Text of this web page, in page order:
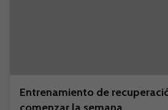
Entrenamiento de